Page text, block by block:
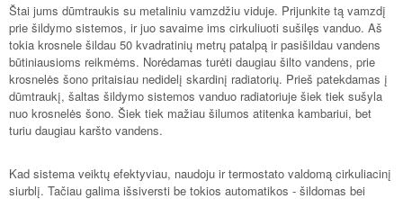
Štai jums dūmtraukis su metaliniu vamzdžiu viduje. Prijunkite tą vamzdį
prie šildymo sistemos, ir juo savaime ims cirkuliuoti sušilęs vanduo. Aš
tokia krosnele šildau 50 kvadratinių metrų patalpą ir pasišildau vandens
būtiniausioms reikmėms. Norėdamas turėti daugiau šilto vandens, prie
krosnelės šono pritaisiau nedidelį skardinį radiatorių. Prieš patekdamas į
dūmtraukį, šaltas šildymo sistemos vanduo radiatoriuje šiek tiek sušyla
nuo krosnelės šono. Šiek tiek mažiau šilumos atitenka kambariui, bet
turiu daugiau karšto vandens.
Kad sistema veiktų efektyviau, naudoju ir termostato valdomą cirkuliacinį
siurblį. Tačiau galima išsiversti be tokios automatikos - šildomas bei